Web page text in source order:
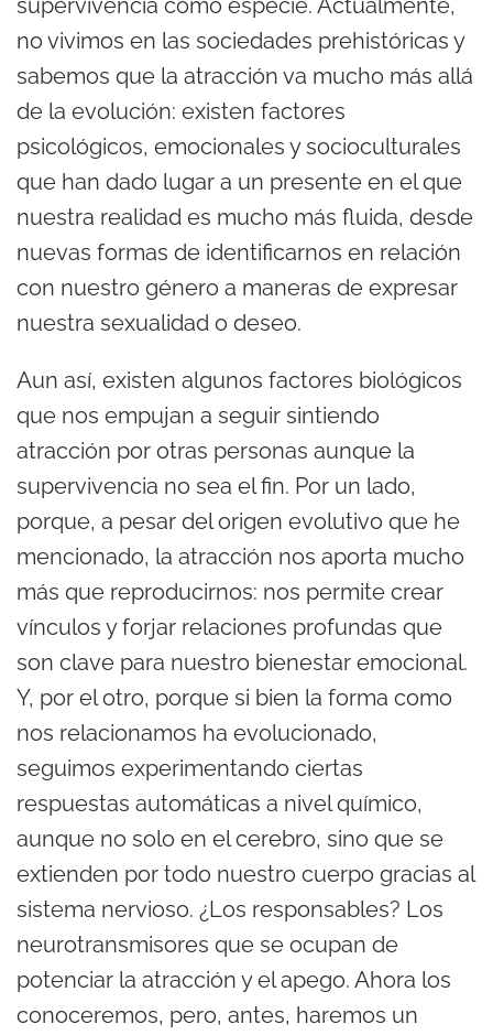
supervivencia como especie. Actualmente,
no vivimos en las sociedades prehistóricas y
sabemos que la atracción va mucho más allá
de la evolución: existen factores
psicológicos, emocionales y socioculturales
que han dado lugar a un presente en el que
nuestra realidad es mucho más fluida, desde
nuevas formas de identificarnos en relación
con nuestro género a maneras de expresar
nuestra sexualidad o deseo.
Aun así, existen algunos factores biológicos
que nos empujan a seguir sintiendo
atracción por otras personas aunque la
supervivencia no sea el fin. Por un lado,
porque, a pesar del origen evolutivo que he
mencionado, la atracción nos aporta mucho
más que reproducirnos: nos permite crear
vínculos y forjar relaciones profundas que
son clave para nuestro bienestar emocional.
Y, por el otro, porque si bien la forma como
nos relacionamos ha evolucionado,
seguimos experimentando ciertas
respuestas automáticas a nivel químico,
aunque no solo en el cerebro, sino que se
extienden por todo nuestro cuerpo gracias al
sistema nervioso. ¿Los responsables? Los
neurotransmisores que se ocupan de
potenciar la atracción y el apego. Ahora los
conoceremos, pero, antes, haremos un